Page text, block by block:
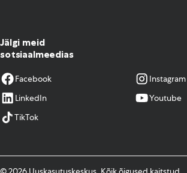
Jälgi meid
sotsiaalmeedias
Facebook
Instagram
LinkedIn
Youtube
TikTok